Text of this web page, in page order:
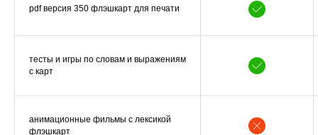
pdf версия 350 флэшкарт для печати
тесты и игры по словам и выражениям
с карт
анимационные фильмы с лексикой
флэшкарт